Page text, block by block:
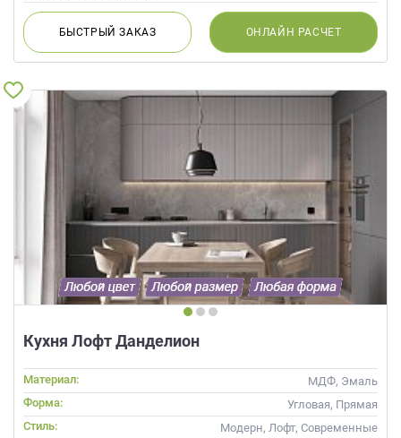
БЫСТРЫЙЗАКАЗ ОНЛАЙН РАСЧЕТ
Кухня Лофт Данделион
Материал:
МДФ, Эмаль
Форма:
Угловая, Прямая
Стиль:
Модерн, Лофт, Современные